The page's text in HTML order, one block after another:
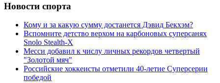
Новости спорта
Кому и за какую сумму достанется Дэвид Бекхэм?
Вспомните детство верхом на карбоновых суперсанях
Snolo Stealth-X
Месси добавил к числу личных рекордов четвертый
"Золотой мяч"
Российские хоккеисты отметили 40-летие Суперсерии
победой